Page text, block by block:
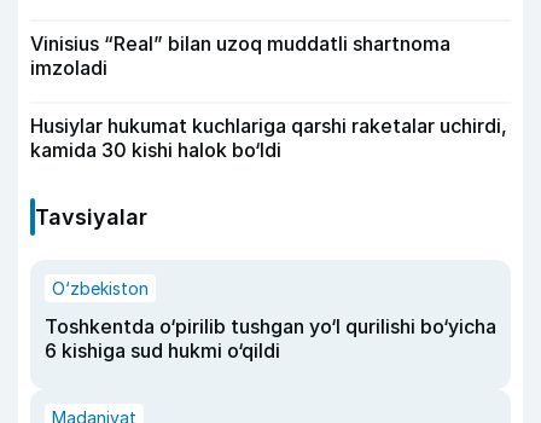
Vinisius “Real” bilan uzoq muddatli shartnoma
imzoladi
Husiylar hukumat kuchlariga qarshi raketalar uchirdi,
kamida 30 kishi halok bo‘ldi
Tavsiyalar
O‘zbekiston
Toshkentda o‘pirilib tushgan yo‘l qurilishi bo‘yicha
6 kishiga sud hukmi o‘qildi
Madaniyat